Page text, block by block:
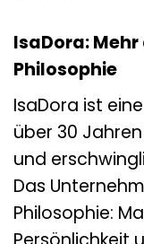
IsaDora:
Philosophie
IsaDora ist
über 30
und
Das
Philosophie: